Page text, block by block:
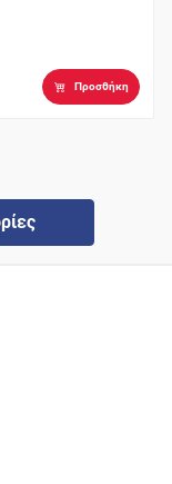
Προσθήκη